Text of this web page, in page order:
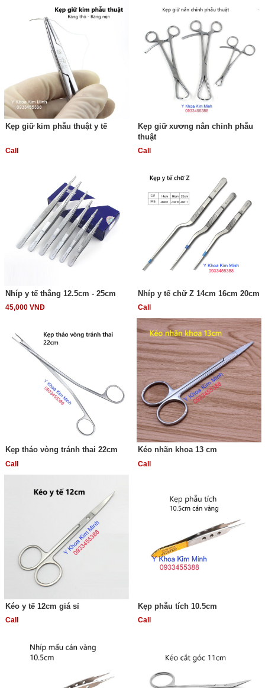
Kẹp giữ kim phẫu thuật y tế
Call
Kẹp giữ xương nắn chỉnh phẫu
thuật
Call
Nhíp y tế thẳng 12.5cm - 25cm
45,000 VNĐ
Nhíp y tế chữ Z 14cm 16cm 20cm
Call
Kẹp tháo vòng tránh thai 22cm
Call
Kéo nhãn khoa 13 cm
Call
Kéo y tế 12cm giá sỉ
Call
Kẹp phẫu tích 10.5cm
Call